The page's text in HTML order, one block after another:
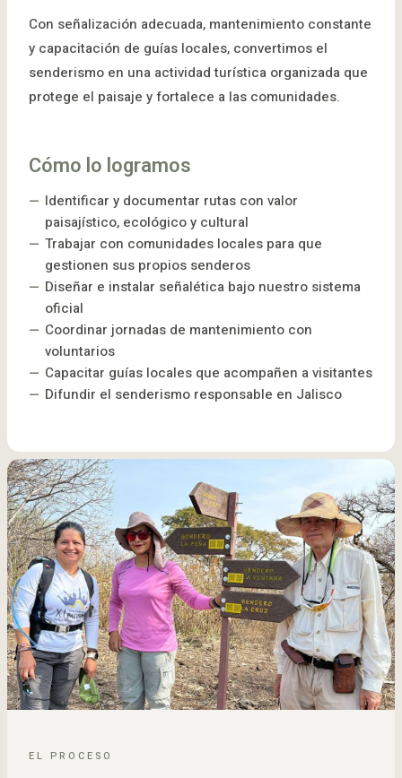
Con señalización adecuada, mantenimiento constante
y capacitación de guías locales, convertimos el
senderismo en una actividad turística organizada que
protege el paisaje y fortalece a las comunidades.
Cómo lo logramos
Identificar y documentar rutas con valor
paisajístico, ecológico y cultural
Trabajar con comunidades locales para que
gestionen sus propios senderos
Diseñar e instalar señalética bajo nuestro sistema
oficial
Coordinar jornadas de mantenimiento con
voluntarios
Capacitar guías locales que acompañen a visitantes
Difundir el senderismo responsable en Jalisco
EL PROCESO